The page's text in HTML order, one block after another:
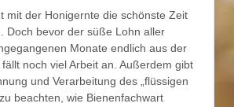
mit der Honigernte die schönste Zeit
Doch bevor der süße Lohn aller
Monate endlich aus der
noch viel Arbeit an. Außerdem gibt
und Verarbeitung des „flüssigen
beachten, wie Bienenfachwart